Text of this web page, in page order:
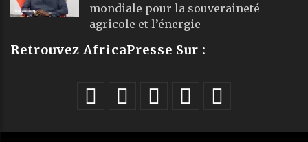
mondiale pour la souveraineté
agricole et l’énergie
Retrouvez AfricaPresse Sur :